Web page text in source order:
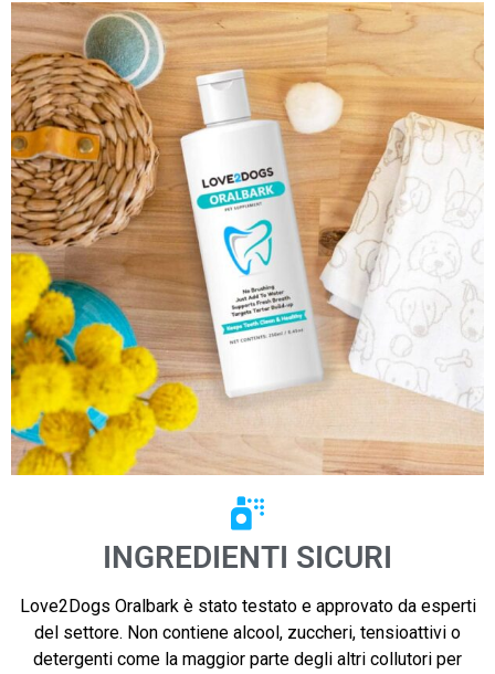
INGREDIENTI SICURI
Love2Dogs Oralbark è stato testato e approvato da esperti
del settore. Non contiene alcool, zuccheri, tensioattivi o
detergenti come la maggior parte degli altri collutori per